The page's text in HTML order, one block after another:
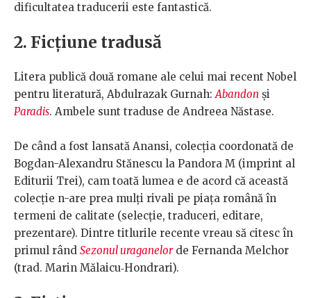
dificultatea traducerii este fantastică.
2. Ficțiune tradusă
Litera publică două romane ale celui mai recent Nobel
pentru literatură, Abdulrazak Gurnah:Abandon și
Paradis. Ambele sunt traduse de Andreea Năstase.
De când a fost lansată Anansi, colecția coordonată de
Bogdan-Alexandru Stănescu la Pandora M (imprint al
Editurii Trei), cam toată lumea e de acord că această
colecție n-are prea mulți rivali pe piața română în
termeni de calitate (selecție, traduceri, editare,
prezentare). Dintre titlurile recente vreau să citesc în
primul rând Sezonul uraganelorde Fernanda Melchor
(trad. Marin Mălaicu‑Hondrari).